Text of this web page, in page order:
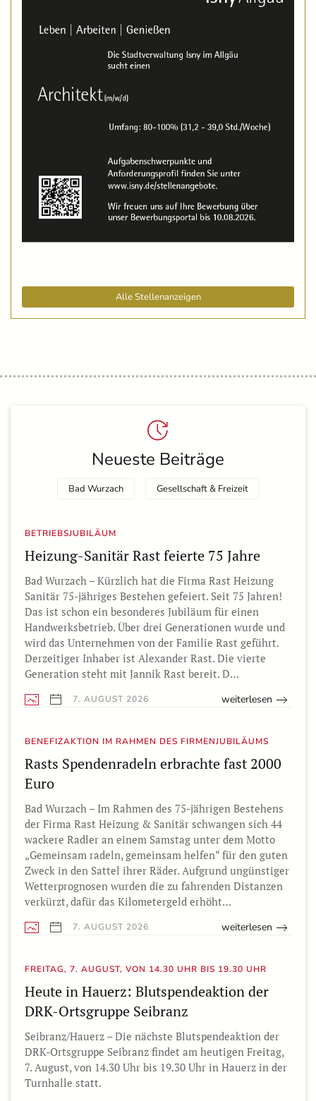
Alle Stellenanzeigen
Neueste Beiträge
Bad Wurzach Gesellschaft & Freizeit
BETRIEBSJUBILÄUM
Heizung-Sanitär Rast feierte 75 Jahre
Bad Wurzach – Kürzlich hat die Firma Rast Heizung
Sanitär 75-jähriges Bestehen gefeiert. Seit 75 Jahren!
Das ist schon ein besonderes Jubiläum für einen
Handwerksbetrieb. Über drei Generationen wurde und
wird das Unternehmen von der Familie Rast geführt.
Derzeitiger Inhaber ist Alexander Rast. Die vierte
Generation steht mit Jannik Rast bereit. D…
7. AUGUST 2026 weiterlesen
BENEFIZAKTION IM RAHMEN DES FIRMENJUBILÄUMS
Rasts Spendenradeln erbrachte fast 2000
Euro
Bad Wurzach – Im Rahmen des 75-jährigen Bestehens
der Firma Rast Heizung & Sanitär schwangen sich 44
wackere Radler an einem Samstag unter dem Motto
„Gemeinsam radeln, gemeinsam helfen“ für den guten
Zweck in den Sattel ihrer Räder. Aufgrund ungünstiger
Wetterprognosen wurden die zu fahrenden Distanzen
verkürzt, dafür das Kilometergeld erhöht…
7. AUGUST 2026 weiterlesen
FREITAG, 7. AUGUST, VON 14.30 UHR BIS 19.30 UHR
Heute in Hauerz: Blutspendeaktion der
DRK-Ortsgruppe Seibranz
Seibranz/Hauerz – Die nächste Blutspendeaktion der
DRK-Ortsgruppe Seibranz findet am heutigen Freitag,
7. August, von 14.30 Uhr bis 19.30 Uhr in Hauerz in der
Turnhalle statt.